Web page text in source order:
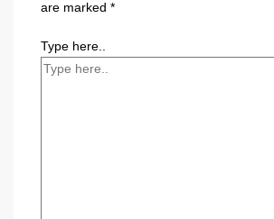
are marked *
Type here..